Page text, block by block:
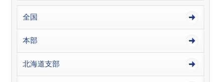
全国
本部
北海道支部